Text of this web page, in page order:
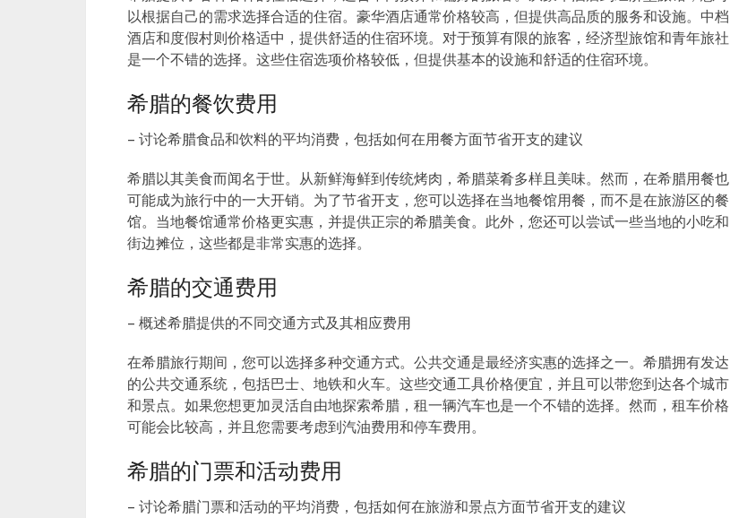
以根据自己的需求选择合适的住宿。豪华酒店通常价格较高，但提供高品质的服务和设施。中档
酒店和度假村则价格适中，提供舒适的住宿环境。对于预算有限的旅客，经济型旅馆和青年旅社
是一个不错的选择。这些住宿选项价格较低，但提供基本的设施和舒适的住宿环境。
希腊的餐饮费用
– 讨论希腊食品和饮料的平均消费，包括如何在用餐方面节省开支的建议
希腊以其美食而闻名于世。从新鲜海鲜到传统烤肉，希腊菜肴多样且美味。然而，在希腊用餐也
可能成为旅行中的一大开销。为了节省开支，您可以选择在当地餐馆用餐，而不是在旅游区的餐
馆。当地餐馆通常价格更实惠，并提供正宗的希腊美食。此外，您还可以尝试一些当地的小吃和
街边摊位，这些都是非常实惠的选择。
希腊的交通费用
– 概述希腊提供的不同交通方式及其相应费用
在希腊旅行期间，您可以选择多种交通方式。公共交通是最经济实惠的选择之一。希腊拥有发达
的公共交通系统，包括巴士、地铁和火车。这些交通工具价格便宜，并且可以带您到达各个城市
和景点。如果您想更加灵活自由地探索希腊，租一辆汽车也是一个不错的选择。然而，租车价格
可能会比较高，并且您需要考虑到汽油费用和停车费用。
希腊的门票和活动费用
– 讨论希腊门票和活动的平均消费，包括如何在旅游和景点方面节省开支的建议